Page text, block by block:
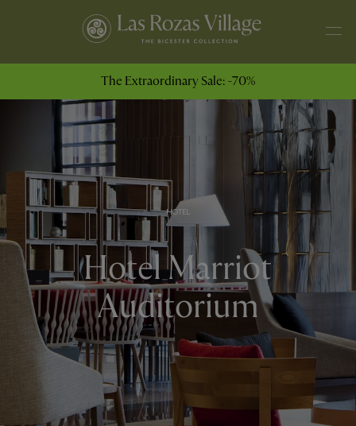
The Extraordinary Sale: -70%
HOTEL
Hotel Marriot
Auditorium